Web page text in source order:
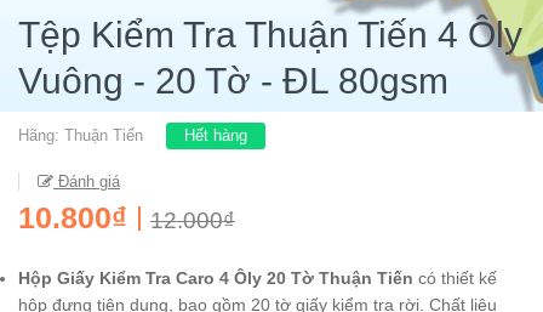
Tệp Kiểm Tra Thuận Tiến 4 Ôly
Vuông - 20 Tờ - ĐL 80gsm
Hãng: Thuận Tiến Hết hàng
Đánh giá
10.800₫ 12.000₫
Hộp Giấy Kiểm Tra Caro 4 Ôly 20 Tờ Thuận Tiến có thiết kế
hộp đựng tiện dụng, bao gồm 20 tờ giấy kiểm tra rời. Chất liệu